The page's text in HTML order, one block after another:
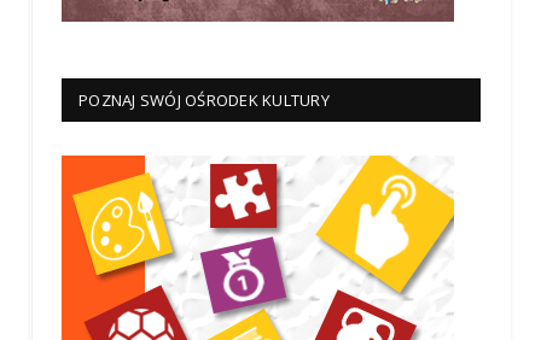
POZNAJ SWÓJ OŚRODEK KULTURY